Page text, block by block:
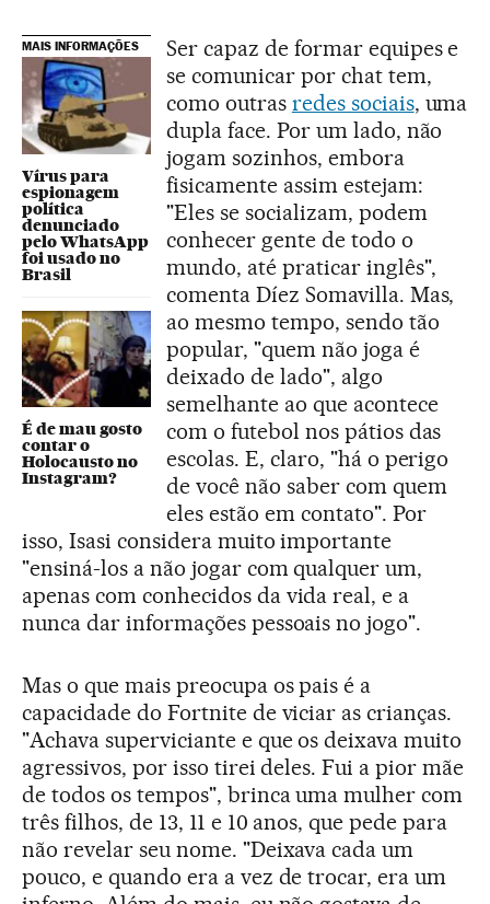
MAIS INFORMAÇÕES
Vírus para
espionagem
política
denunciado
pelo WhatsApp
foi usado no
Brasil
É de mau gosto
contar o
Holocausto no
Instagram?
Ser capaz de formar equipes e
se comunicar por chat tem,
como outras redes sociais, uma
dupla face. Por um lado, não
jogam sozinhos, embora
fisicamente assim estejam:
"Eles se socializam, podem
conhecer gente de todo o
mundo, até praticar inglês",
comenta Díez Somavilla. Mas,
ao mesmo tempo, sendo tão
popular, "quem não joga é
deixado de lado", algo
semelhante ao que acontece
com o futebol nos pátios das
escolas. E, claro, "há o perigo
de você não saber com quem
eles estão em contato". Por
isso, Isasi considera muito importante
"ensiná-los a não jogar com qualquer um,
apenas com conhecidos da vida real, e a
nunca dar informações pessoais no jogo".
Mas o que mais preocupa os pais é a
capacidade do Fortnite de viciar as crianças.
"Achava superviciante e que os deixava muito
agressivos, por isso tirei deles. Fui a pior mãe
de todos os tempos", brinca uma mulher com
três filhos, de 13, 11 e 10 anos, que pede para
não revelar seu nome. "Deixava cada um
pouco, e quando era a vez de trocar, era um